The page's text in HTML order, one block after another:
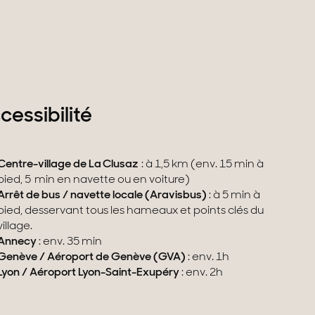
village de La Clusaz : à 1,5 km (env. 15 min à
5 min en navette ou en voiture)
de bus / navette locale (Aravisbus) : à 5 min à
desservant tous les hameaux et points clés du
: env. 35 min
/ Aéroport de Genève (GVA) : env. 1h
/ Aéroport Lyon-Saint-Exupéry: env. 2h